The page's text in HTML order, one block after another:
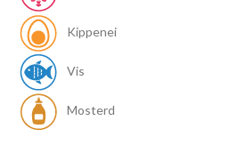
Kippenei
Vis
Mosterd